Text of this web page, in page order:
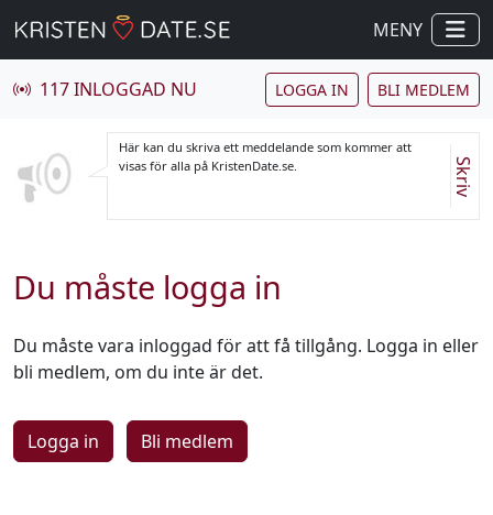
MENY
117 INLOGGAD NU LOGGA IN BLI MEDLEM
Här kan du skriva ett meddelande som kommer att
visas för alla på KristenDate.se.
Skriv
Du måste logga in
Du måste vara inloggad för att få tillgång. Logga in eller
bli medlem, om du inte är det.
Logga in